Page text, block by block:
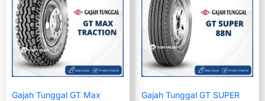
Gajah Tunggal GT Max
Gajah Tunggal GT SUPER